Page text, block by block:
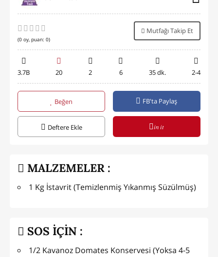
(0 oy, puan: 0)
Mutfağı Takip Et
3.7B 20 2 6 35 dk. 2-4
Beğen FB'ta Paylaş
Deftere Ekle in it
MALZEMELER :
1 Kg İstavrit (Temizlenmiş Yıkanmış Süzülmüş)
SOS İÇİN :
1/2 Kavanoz Domates Konservesi (Yoksa 4-5